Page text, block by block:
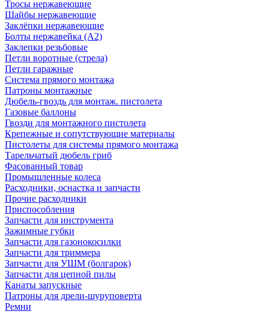
Тросы нержавеющие
Шайбы нержавеющие
Заклёпки нержавеющие
Болты нержавейка (А2)
Заклепки резьбовые
Петли воротные (стрела)
Петли гаражные
Система прямого монтажа
Патроны монтажные
Дюбель-гвоздь для монтаж. пистолета
Газовые баллоны
Гвозди для монтажного пистолета
Крепежные и сопутствующие материалы
Пистолеты для системы прямого монтажа
Тарельчатый дюбель гриб
Фасованный товар
Промышленные колеса
Расходники, оснастка и запчасти
Прочие расходники
Приспособления
Запчасти для инструмента
Зажимные губки
Запчасти для газонокосилки
Запчасти для триммера
Запчасти для УШМ (болгарок)
Запчасти для цепной пилы
Канаты запускные
Патроны для дрели-шуруповерта
Ремни